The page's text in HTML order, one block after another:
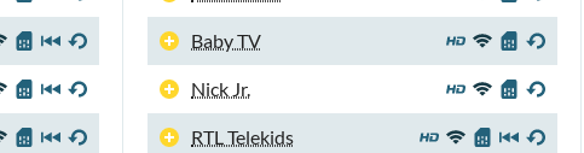
Baby TV
Nick Jr.
RTL Telekids